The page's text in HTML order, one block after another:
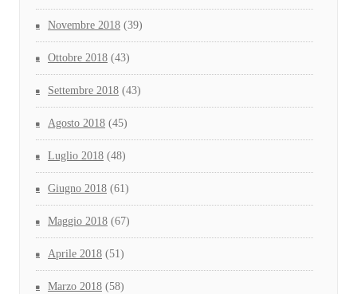
Novembre 2018 (39)
Ottobre 2018 (43)
Settembre 2018 (43)
Agosto 2018 (45)
Luglio 2018 (48)
Giugno 2018 (61)
Maggio 2018 (67)
Aprile 2018 (51)
Marzo 2018 (58)